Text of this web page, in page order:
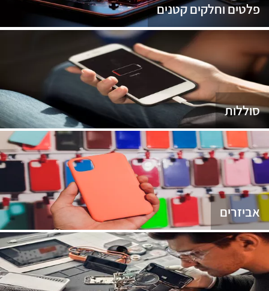
פלטים וחלקים קטנים
סוללות
אביזרים